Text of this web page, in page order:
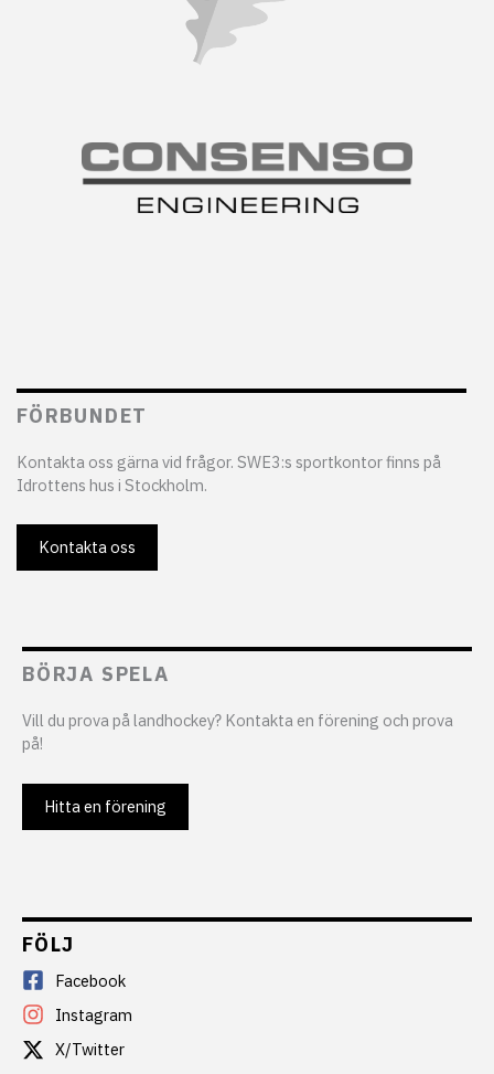
FÖRBUNDET
Kontakta oss gärna vid frågor. SWE3:s sportkontor finns på
Idrottens hus i Stockholm.
Kontakta oss
BÖRJA SPELA
Vill du prova på landhockey? Kontakta en förening och prova
på!
Hitta en förening
FÖLJ
Facebook
Instagram
X/Twitter